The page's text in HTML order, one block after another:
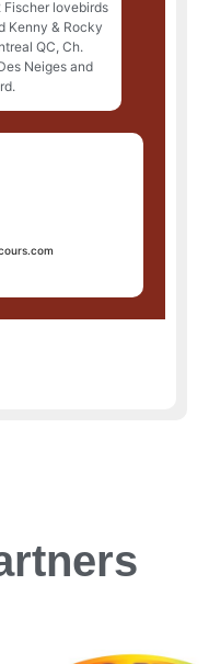
Fischer lovebirds
Kenny & Rocky
QC, Ch.
Neiges and